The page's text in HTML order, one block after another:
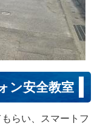
安全教室
らい、スマートフ